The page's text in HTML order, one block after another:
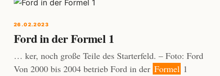
26.02.2023
Ford in der Formel 1
… ker, noch große Teile des Starterfeld. – Foto: Ford
Von 2000 bis 2004 betrieb Ford in der Formel 1